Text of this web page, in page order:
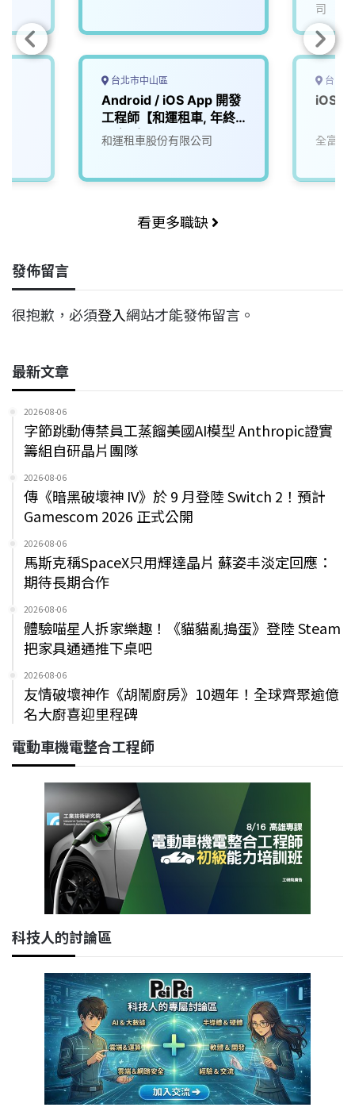
台北市中山區
Android / iOS App 開發
工程師【和運租車, 年終
最高3個月】
和運租車股份有限公司
司
台中
iOS
全富數
看更多職缺
發佈留言
很抱歉，必須登入網站才能發佈留言。
最新文章
2026-08-06
字節跳動傳禁員工蒸餾美國AI模型 Anthropic證實
籌組自研晶片團隊
2026-08-06
傳《暗黑破壞神 IV》於 9 月登陸 Switch 2！預計
Gamescom 2026 正式公開
2026-08-06
馬斯克稱SpaceX只用輝達晶片 蘇姿丰淡定回應：
期待長期合作
2026-08-06
體驗喵星人拆家樂趣！《貓貓亂搗蛋》登陸 Steam
把家具通通推下桌吧
2026-08-06
友情破壞神作《胡鬧廚房》10週年！全球齊聚逾億
名大廚喜迎里程碑
電動車機電整合工程師
科技人的討論區